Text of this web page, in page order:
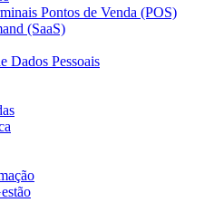
Pontos de Venda (POS)
(SaaS)
Dados Pessoais